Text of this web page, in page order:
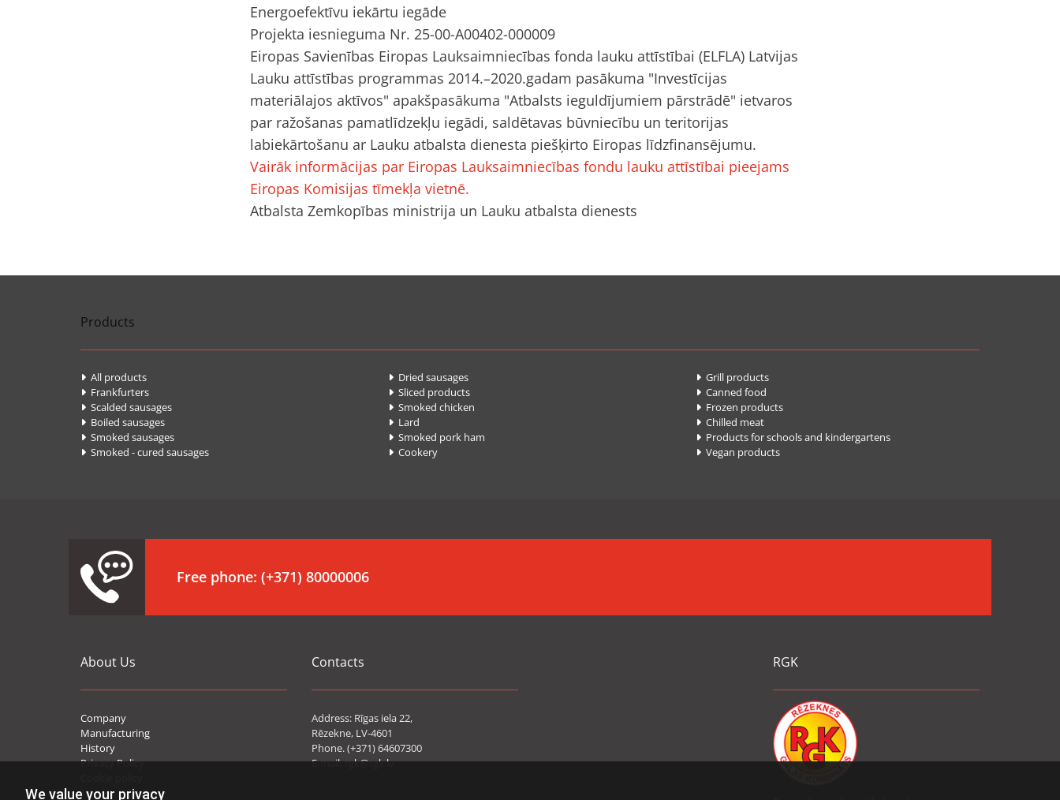
We value your privacy
Energoefektīvu iekārtu iegāde
Projekta iesnieguma Nr. 25-00-A00402-000009
Eiropas Savienības Eiropas Lauksaimniecības fonda lauku attīstībai (ELFLA) Latvijas
Lauku attīstības programmas 2014.–2020.gadam pasākuma "Investīcijas
materiālajos aktīvos" apakšpasākuma "Atbalsts ieguldījumiem pārstrādē" ietvaros
par ražošanas pamatlīdzekļu iegādi, saldētavas būvniecību un teritorijas
labiekārtošanu ar Lauku atbalsta dienesta piešķirto Eiropas līdzfinansējumu.
Vairāk informācijas par Eiropas Lauksaimniecības fondu lauku attīstībai pieejams
Eiropas Komisijas tīmekļa vietnē.
Atbalsta Zemkopības ministrija un Lauku atbalsta dienests
Products
 All products
 Frankfurters
 Scalded sausages
 Boiled sausages
 Smoked sausages
 Smoked - cured sausages
Dried sausages
Sliced products
Smoked chicken
Lard
Smoked pork ham
Cookery
Grill products
Canned food
Frozen products
Chilled meat
Products for schools and kindergartens
Vegan products
Free phone:(+371) 80000006
About Us
Company
Manufacturing
History
Privacy Policy
Contacts
Address: Rīgas iela 22,
Rēzekne, LV-4601
Phone. (+371) 64607300
E-mail:rgk@rgk.lv
RGK